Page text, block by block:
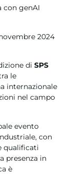
con genAI
2024
di SPS
le
internazionale
nel campo
evento
con
qualificati
presenza in
è